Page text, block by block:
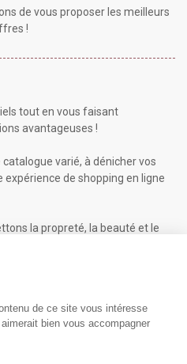
de vous proposer les meilleurs
!
tout en vous faisant
avantageuses !
varié, à dénicher vos
de shopping en ligne
la propreté, la beauté et le
(CGV)